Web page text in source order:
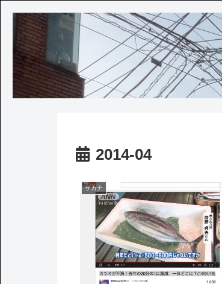
2014-04
サカナ